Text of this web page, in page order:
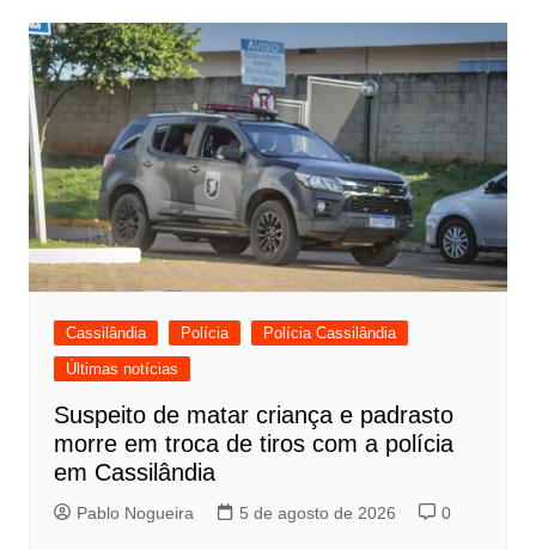
Cassilândia Polícia
Polícia Cassilândia
Últimas notícias
Suspeito de matar criança e padrasto
morre em troca de tiros com a polícia
em Cassilândia
Pablo Nogueira 5 de agosto de 2026 0